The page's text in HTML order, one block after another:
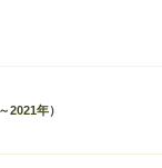
2021年）